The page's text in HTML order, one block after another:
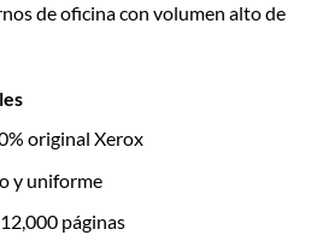
de oficina con volumen alto de
original Xerox
y uniforme
páginas